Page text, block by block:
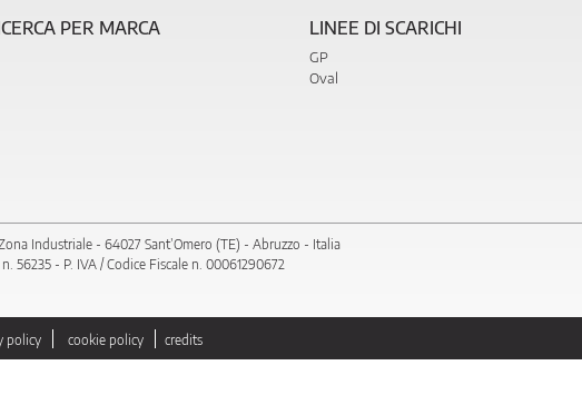
PER MARCA
LINEE DI SCARICHI
GP
Oval
Industriale - 64027 Sant’Omero (TE) - Abruzzo - Italia
56235 - P. IVA / Codice Fiscale n. 00061290672
policy cookie policy credits